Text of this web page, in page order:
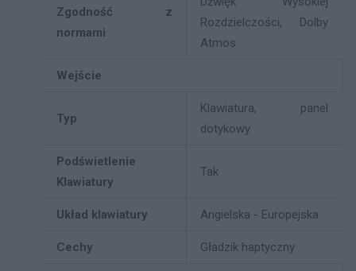
Zgodność z
normami
Rozdzielczości, Dolby
Atmos
Wejście
Typ
Klawiatura, panel
dotykowy
Podświetlenie
Klawiatury
Tak
Układ klawiatury Angielska - Europejska
Cechy Gładzik haptyczny